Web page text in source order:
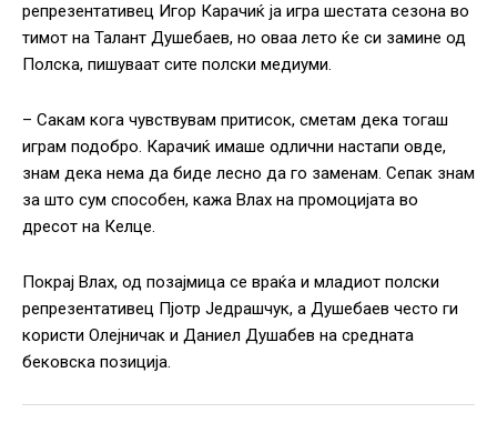
репрезентативец Игор Карачиќ ја игра шестата сезона во
тимот на Талант Душебаев, но оваа лето ќе си замине од
Полска, пишуваат сите полски медиуми.
– Сакам кога чувствувам притисок, сметам дека тогаш
играм подобро. Карачиќ имаше одлични настапи овде,
знам дека нема да биде лесно да го заменам. Сепак знам
за што сум способен, кажа Влах на промоцијата во
дресот на Келце.
Покрај Влах, од позајмица се враќа и младиот полски
репрезентативец Пјотр Једрашчук, a Душебаев често ги
користи Олејничак и Даниел Душабев на средната
бековска позиција.